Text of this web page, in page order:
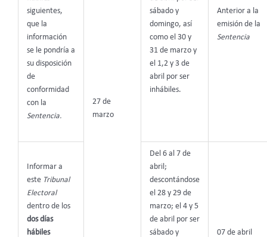
siguientes,
que la
información
se le pondría a
su disposición
de
conformidad
con la
Sentencia.
27 de
marzo
sábado y
domingo, así
como el 30 y
31 de marzo y
el 1,2 y 3 de
abril por ser
inhábiles.
Anterior a la
emisión de la
Sentencia
Informar a
este Tribunal
Electoral
dentro de los
dos días
hábiles
Del 6 al 7 de
abril;
descontándose
el 28 y 29 de
marzo; el 4 y 5
de abril por ser
sábado y
07 de abril